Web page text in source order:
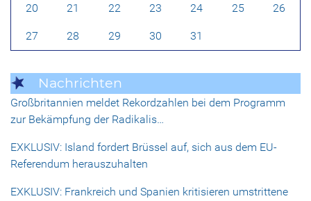
20 21 22 23 24 25 26
27 28 29 30 31
Nachrichten
Großbritannien meldet Rekordzahlen bei dem Programm
zur Bekämpfung der Radikalis…
EXKLUSIV: Island fordert Brüssel auf, sich aus dem EU-
Referendum herauszuhalten
EXKLUSIV: Frankreich und Spanien kritisieren umstrittene